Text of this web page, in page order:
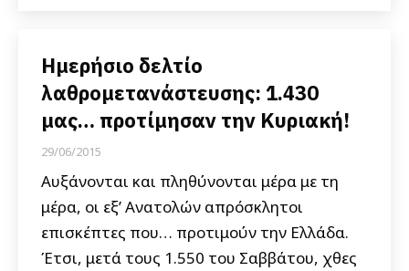
Ημερήσιο δελτίο
λαθρομετανάστευσης: 1.430
μας… προτίμησαν την Κυριακή!
29/06/2015
Αυξάνονται και πληθύνονται μέρα με τη
μέρα, οι εξ’ Ανατολών απρόσκλητοι
επισκέπτες που… προτιμούν την Ελλάδα.
Έτσι, μετά τους 1.550 του Σαββάτου, χθες